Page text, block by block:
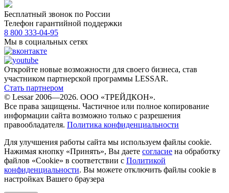
Бесплатный звонок по России
Телефон гарантийной поддержки
8 800 333-04-95
Мы в социальных сетях
Откройте новые возможности для своего бизнеса, став
участником партнерской программы LESSAR.
Стать партнером
© Lessar 2006—2026. ООО «ТРЕЙДКОН».
Все права защищены. Частичное или полное копирование
информации сайта возможно только с разрешения
правообладателя. Политика конфиденциальности
Для улучшения работы сайта мы используем файлы cookie.
Нажимая кнопку «Принять», Вы даете согласие на обработку
файлов «Cookie» в соответствии с Политикой
конфиденциальности. Вы можете отключить файлы cookie в
настройках Вашего браузера